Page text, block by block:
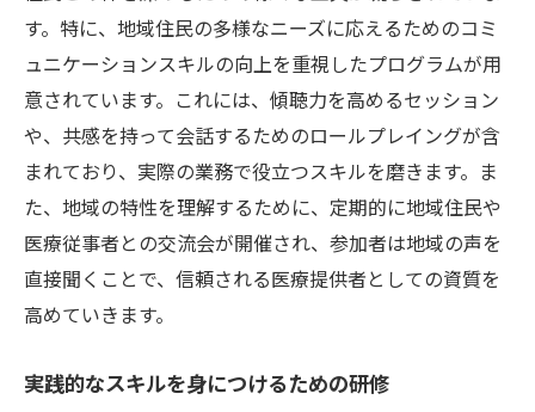
す。特に、地域住民の多様なニーズに応えるためのコミ
ュニケーションスキルの向上を重視したプログラムが用
意されています。これには、傾聴力を高めるセッション
や、共感を持って会話するためのロールプレイングが含
まれており、実際の業務で役立つスキルを磨きます。ま
た、地域の特性を理解するために、定期的に地域住民や
医療従事者との交流会が開催され、参加者は地域の声を
直接聞くことで、信頼される医療提供者としての資質を
高めていきます。
実践的なスキルを身につけるための研修